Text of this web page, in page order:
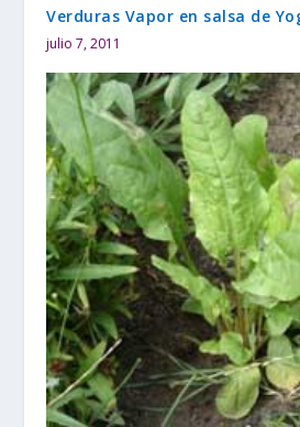
Verduras Vapor en salsa de
julio 7, 2011